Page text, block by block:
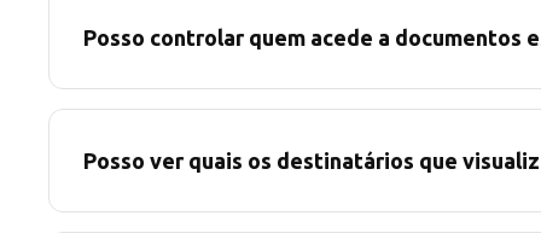
Posso controlar quem acede a documentos
Posso ver quais os destinatários que